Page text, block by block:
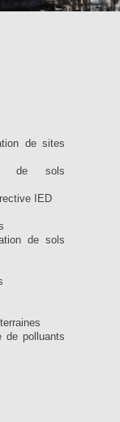
de sites
de sols
IED
de sols
de polluants